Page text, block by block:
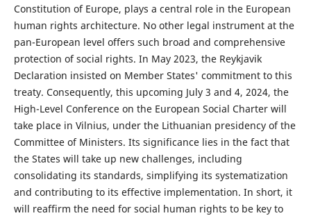
Constitution of Europe, plays a central role in the European
human rights architecture. No other legal instrument at the
pan-European level offers such broad and comprehensive
protection of social rights. In May 2023, the Reykjavik
Declaration insisted on Member States' commitment to this
treaty. Consequently, this upcoming July 3 and 4, 2024, the
High-Level Conference on the European Social Charter will
take place in Vilnius, under the Lithuanian presidency of the
Committee of Ministers. Its significance lies in the fact that
the States will take up new challenges, including
consolidating its standards, simplifying its systematization
and contributing to its effective implementation. In short, it
will reaffirm the need for social human rights to be key to